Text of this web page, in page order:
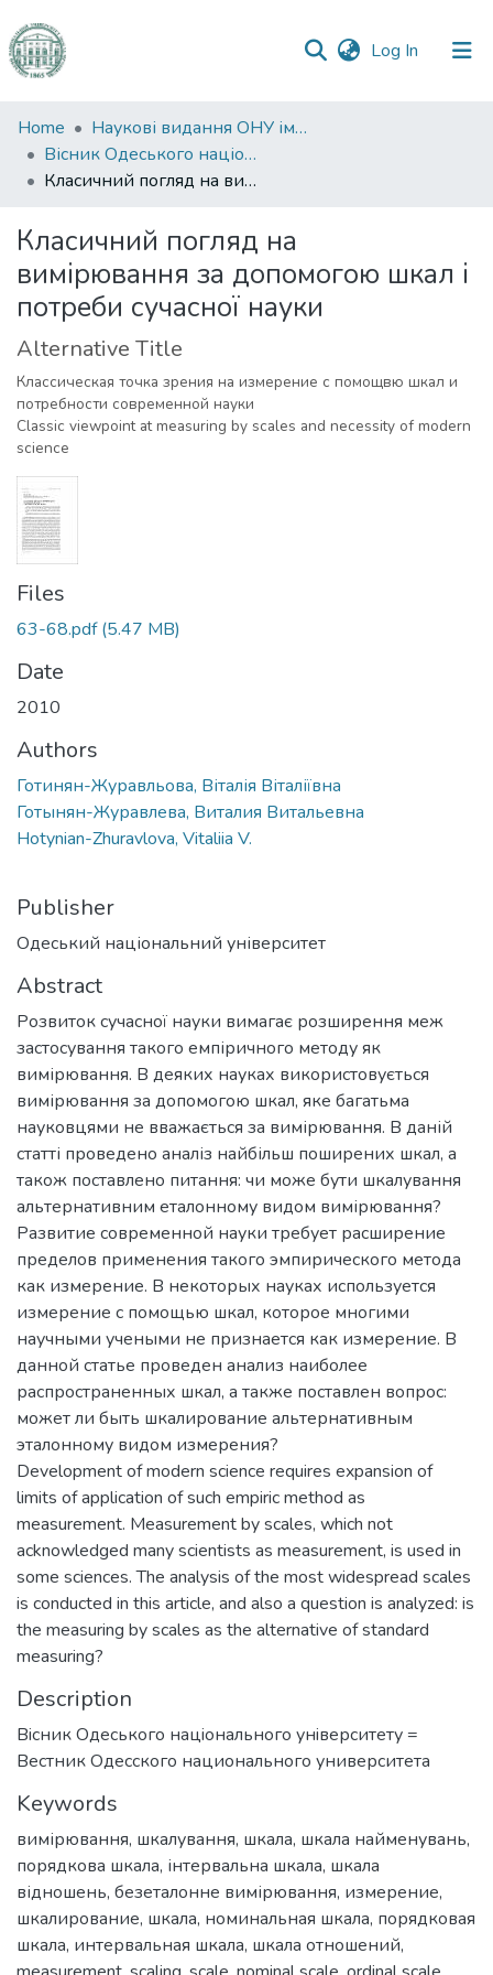
Log In (current)
Communities
&
Collections
Statistics
Home
Наукові видання ОНУ імені І. І. Мечникова
Вісник Одеського національного університету. Філософія
Класичний погляд на вимірювання за допомогою шкал і потреби сучасної науки
Класичний погляд на
вимірювання за допомогою шкал і
потреби сучасної науки
Alternative Title
Классическая точка зрения на измерение с помощвю шкал и
потребности современной науки
Classic viewpoint at measuring by scales and necessity of modern
science
Files
63-68.pdf(5.47 MB)
Date
2010
Authors
Готинян-Журавльова, Віталія Віталіївна
Готынян-Журавлева, Виталия Витальевна
Hotynian-Zhuravlova, Vitaliia V.
Publisher
Одеський національний університет
Abstract
Розвиток сучасної науки вимагає розширення меж
застосування такого емпіричного методу як
вимірювання. В деяких науках використовується
вимірювання за допомогою шкал, яке багатьма
науковцями не вважається за вимірювання. В даній
статті проведено аналіз найбільш поширених шкал, а
також поставлено питання: чи може бути шкалування
альтернативним еталонному видом вимірювання?
Развитие современной науки требует расширение
пределов применения такого эмпирического метода
как измерение. В некоторых науках используется
измерение с помощью шкал, которое многими
научными учеными не признается как измерение. В
данной статье проведен анализ наиболее
распространенных шкал, а также поставлен вопрос:
может ли быть шкалирование альтернативным
эталонному видом измерения?
Development of modern science requires expansion of
limits of application of such empiric method as
measurement. Measurement by scales, which not
acknowledged many scientists as measurement, is used in
some sciences. The analysis of the most widespread scales
is conducted in this article, and also a question is analyzed: is
the measuring by scales as the alternative of standard
measuring?
Description
Вiсник Одеського нацiонального унiверситету =
Вестник Одесского национального университета
Keywords
вимірювання, шкалування, шкала, шкала найменувань,
порядкова шкала, інтервальна шкала, шкала
відношень, безеталонне вимірювання, измерение,
шкалирование, шкала, номинальная шкала, порядковая
шкала, интервальная шкала, шкала отношений,